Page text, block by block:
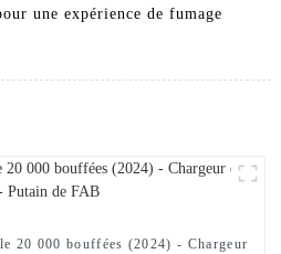
une expérience de fumage
20 000 bouffées (2024) - Chargeur